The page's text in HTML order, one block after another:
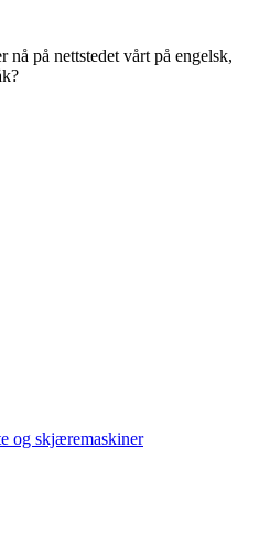
på nettstedet vårt på engelsk,
og skjæremaskiner